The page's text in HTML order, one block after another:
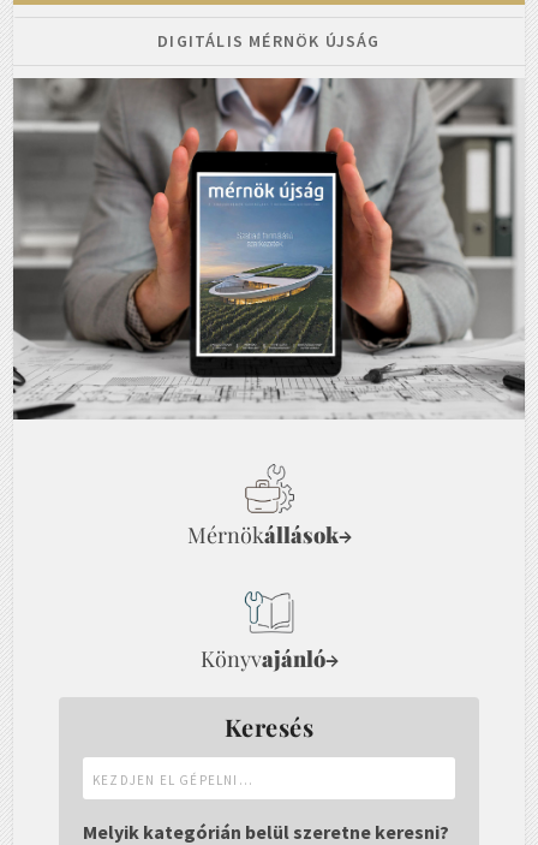
DIGITÁLIS MÉRNÖK ÚJSÁG
Mérnökállások→
Könyvajánló→
Keresés
el
gépelni...
Melyik kategórián belül szeretne keresni?